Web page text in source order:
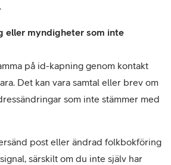
eller myndigheter som inte
på id-kapning genom kontakt
Det kan vara samtal eller brev om
som inte stämmer med
post eller ändrad folkbokföring
särskilt om du inte själv har